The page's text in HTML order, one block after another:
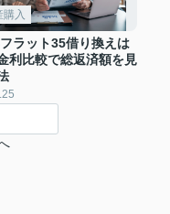
購入
ラット35借り換えは
利比較で総返済額を見